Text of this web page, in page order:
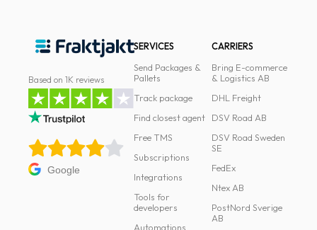
Based on 1K reviews
Google
SERVICES
Send Packages &
Pallets
Track package
Find closest agent
Free TMS
Subscriptions
Integrations
Tools for
developers
Automations
CARRIERS
Bring E-commerce
& Logistics AB
DHL Freight
DSV Road AB
DSV Road Sweden
SE
FedEx
Ntex AB
PostNord Sverige
AB